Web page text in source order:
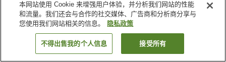
搜索客房
本网站使用 Cookie 来增强用户体验，并分析我们网站的性能
和流量。我们还会与合作的社交媒体、广告商和分析商分享与
您使用我们网站相关的信息。
隐私政策
不得出售我的个人信息 接受所有